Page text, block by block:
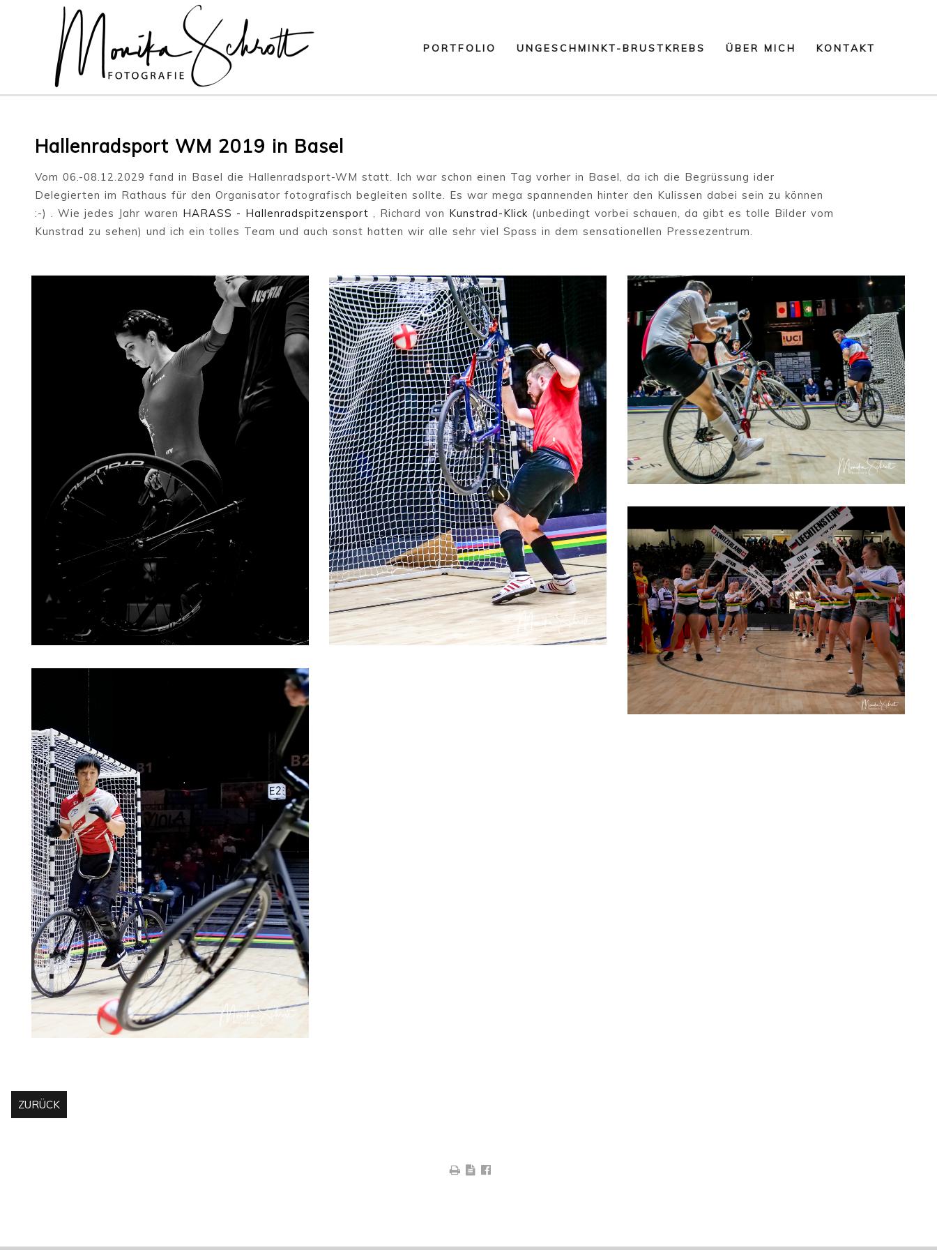
Navigation
PORTFOLIO UNGESCHMINKT-BRUSTKREBS ÜBER MICH KONTAKT
Hallenradsport WM 2019 in Basel
Vom 06.-08.12.2029 fand in Basel die Hallenradsport-WM statt. Ich war schon einen Tag vorher in Basel, da ich die Begrüssung ider
Delegierten im Rathaus für den Organisator fotografisch begleiten sollte. Es war mega spannenden hinter den Kulissen dabei sein zu können
:-) . Wie jedes Jahr waren HARASS - Hallenradspitzensport , Richard von Kunstrad-Klick (unbedingt vorbei schauen, da gibt es tolle Bilder vom
Kunstrad zu sehen) und ich ein tolles Team und auch sonst hatten wir alle sehr viel Spass in dem sensationellen Pressezentrum.
ZURÜCK